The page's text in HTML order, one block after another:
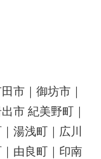
市｜御坊市｜
市 紀美野町｜
湯浅町｜広川
由良町｜印南